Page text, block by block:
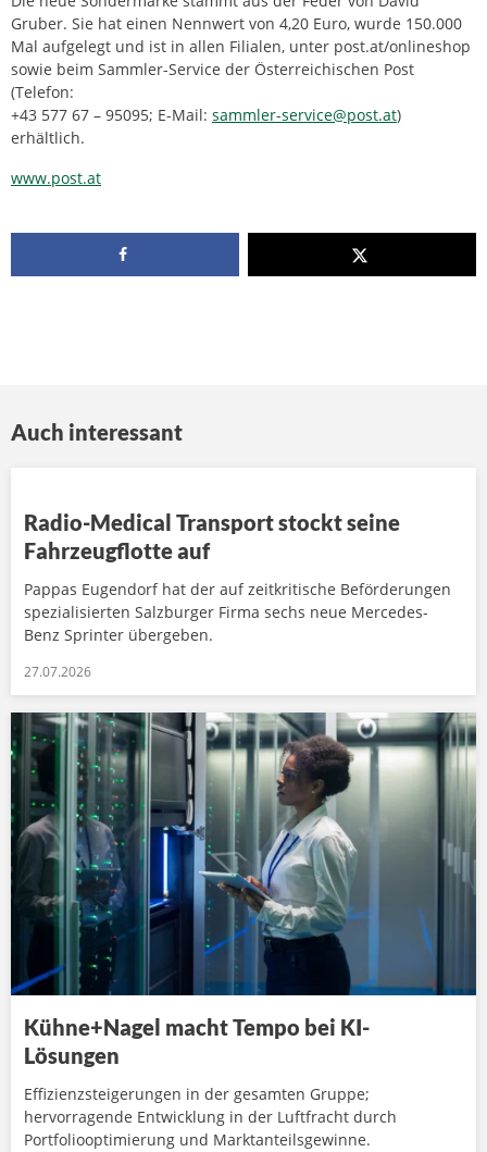
Gruber. Sie hat einen Nennwert von 4,20 Euro, wurde 150.000
Mal aufgelegt und ist in allen Filialen, unter post.at/onlineshop
sowie beim Sammler-Service der Österreichischen Post
(Telefon:
+43 577 67 – 95095; E-Mail: sammler-service@post.at)
erhältlich.
www.post.at
Auch interessant
Radio-Medical Transport stockt seine
Fahrzeugflotte auf
Pappas Eugendorf hat der auf zeitkritische Beförderungen
spezialisierten Salzburger Firma sechs neue Mercedes-
Benz Sprinter übergeben.
27.07.2026
Kühne+Nagel macht Tempo bei KI-
Lösungen
Effizienzsteigerungen in der gesamten Gruppe;
hervorragende Entwicklung in der Luftfracht durch
Portfoliooptimierung und Marktanteilsgewinne.